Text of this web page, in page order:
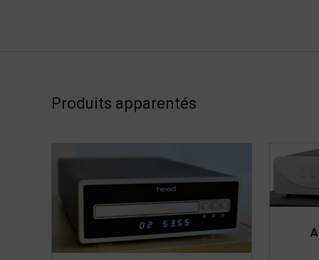
Produits apparentés